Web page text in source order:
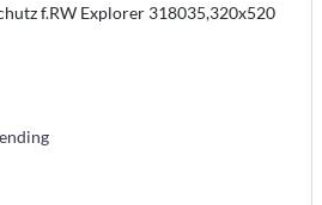
f.RW Explorer 318035,320x520